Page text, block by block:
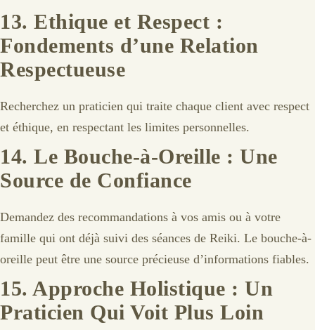
13. Ethique et Respect :
Fondements d’une Relation
Respectueuse
Recherchez un praticien qui traite chaque client avec respect
et éthique, en respectant les limites personnelles.
14. Le Bouche-à-Oreille : Une
Source de Confiance
Demandez des recommandations à vos amis ou à votre
famille qui ont déjà suivi des séances de Reiki. Le bouche-à-
oreille peut être une source précieuse d’informations fiables.
15. Approche Holistique : Un
Praticien Qui Voit Plus Loin